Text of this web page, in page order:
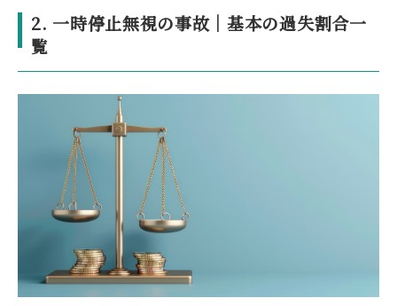
2. 一時停止無視の事故｜基本の過失割合一
覧